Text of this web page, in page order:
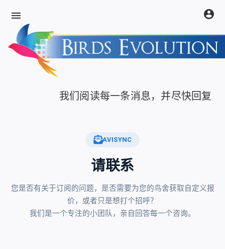
menu account_circle
我们阅读每一条消息，并尽快回复
AVISYNC
请联系
您是否有关于订阅的问题，是否需要为您的鸟舍获取自定义报
价，或者只是想打个招呼？
我们是一个专注的小团队，亲自回答每一个咨询。